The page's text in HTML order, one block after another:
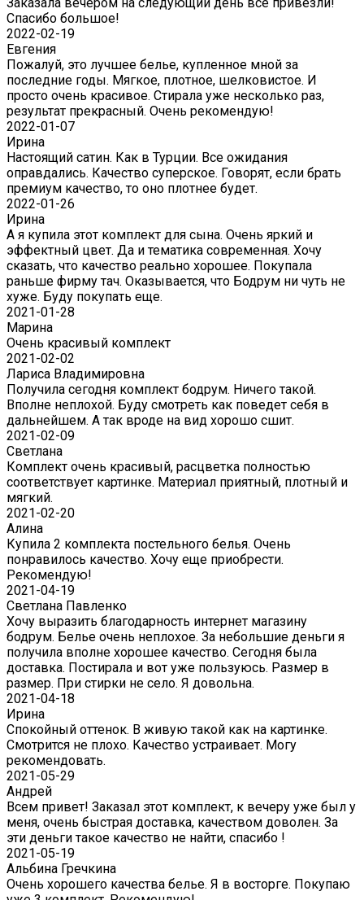
Заказала вечером на следующий день все привезли!
Спасибо большое!
2022-02-19
Евгения
Пожалуй, это лучшее белье, купленное мной за
последние годы. Мягкое, плотное, шелковистое. И
просто очень красивое. Стирала уже несколько раз,
результат прекрасный. Очень рекомендую!
2022-01-07
Ирина
Настоящий сатин. Как в Турции. Все ожидания
оправдались. Качество суперское. Говорят, если брать
премиум качество, то оно плотнее будет.
2022-01-26
Ирина
А я купила этот комплект для сына. Очень яркий и
эффектный цвет. Да и тематика современная. Хочу
сказать, что качество реально хорошее. Покупала
раньше фирму тач. Оказывается, что Бодрум ни чуть не
хуже. Буду покупать еще.
2021-01-28
Марина
Очень красивый комплект
2021-02-02
Лариса Владимировна
Получила сегодня комплект бодрум. Ничего такой.
Вполне неплохой. Буду смотреть как поведет себя в
дальнейшем. А так вроде на вид хорошо сшит.
2021-02-09
Светлана
Комплект очень красивый, расцветка полностью
соответствует картинке. Материал приятный, плотный и
мягкий.
2021-02-20
Алина
Купила 2 комплекта постельного белья. Очень
понравилось качество. Хочу еще приобрести.
Рекомендую!
2021-04-19
Светлана Павленко
Хочу выразить благодарность интернет магазину
бодрум. Белье очень неплохое. За небольшие деньги я
получила вполне хорошее качество. Сегодня была
доставка. Постирала и вот уже пользуюсь. Размер в
размер. При стирки не село. Я довольна.
2021-04-18
Ирина
Спокойный оттенок. В живую такой как на картинке.
Смотрится не плохо. Качество устраивает. Могу
рекомендовать.
2021-05-29
Андрей
Всем привет! Заказал этот комплект, к вечеру уже был у
меня, очень быстрая доставка, качеством доволен. За
эти деньги такое качество не найти, спасибо !
2021-05-19
Альбина Гречкина
Очень хорошего качества белье. Я в восторге. Покупаю